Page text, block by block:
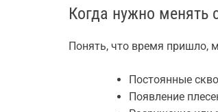
Когда нужно менять
Понять, что время пришло,
Постоянные
Появление